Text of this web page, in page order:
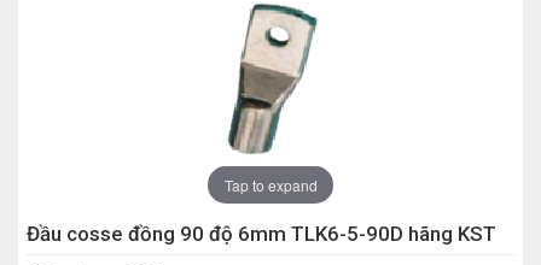
Tap to expand
Đầu cosse đồng 90 độ 6mm TLK6-5-90D hãng KST